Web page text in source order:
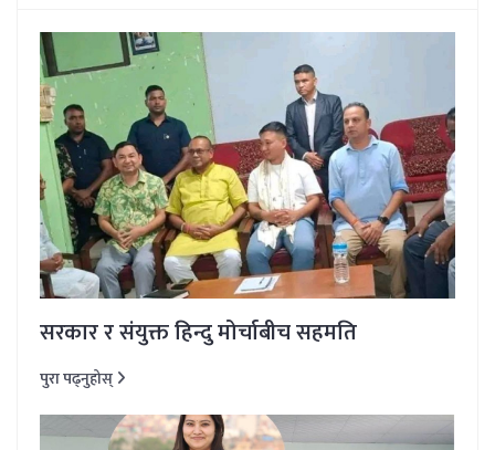
सरकार र संयुक्त हिन्दु मोर्चाबीच सहमति
पुरा पढ्नुहोस्